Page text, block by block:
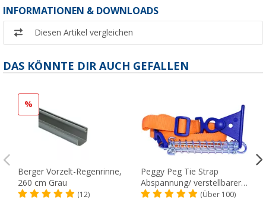
INFORMATIONEN & DOWNLOADS
Diesen Artikel vergleichen
DAS KÖNNTE DIR AUCH GEFALLEN
%
Berger Vorzelt-Regenrinne,
260 cm Grau
(12)
Peggy Peg Tie Strap
Abspannung/ verstellbarer
Markiesenspanngurt(Über 100)